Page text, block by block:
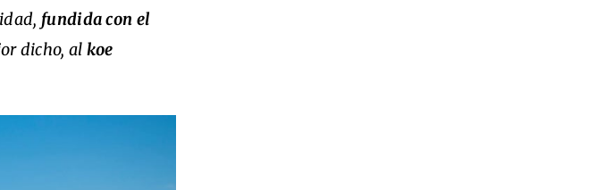
fundida con el
dicho, al koe